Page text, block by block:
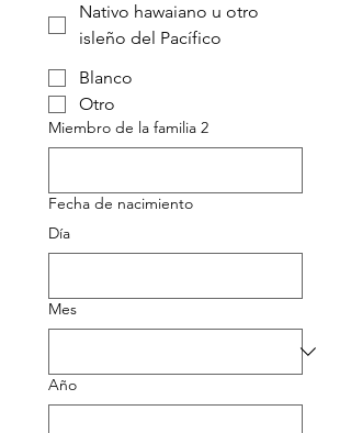
Nativo hawaiano u otro
isleño del Pacífico
Blanco
Otro
Miembro de la familia 2
Fecha de nacimiento
Día
Mes
Año